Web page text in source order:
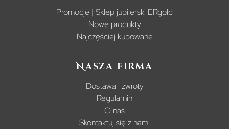
Promocje | Sklep jubilerski ERgold
Nowe produkty
Najczęściej kupowane
Nasza firma
Dostawa i zwroty
Regulamin
O nas
Skontaktuj się z nami